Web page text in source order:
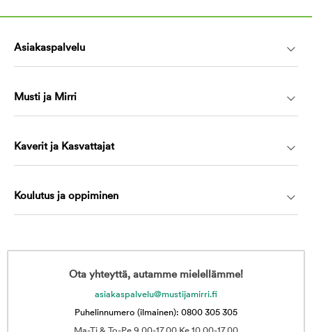
Asiakaspalvelu
Musti ja Mirri
Kaverit ja Kasvattajat
Koulutus ja oppiminen
Ota yhteyttä, autamme mielellämme!
asiakaspalvelu@mustijamirri.fi
Puhelinnumero (ilmainen): 0800 305 305